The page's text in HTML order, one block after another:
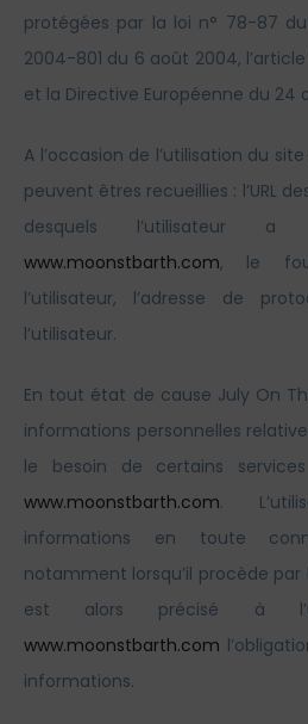
protégées par la loi n° 78-87
2004-801 du 6 août 2004,
et la Directive Européenne du 24
A l’occasion de l’utilisation du site
peuvent êtres recueillies : l’URL
desquels l’utilisateur
www.moonstbarth.com, le
l’utilisateur, l’adresse de
l’utilisateur.
En tout état de cause July On
informations personnelles
le besoin de certains
www.moonstbarth.com.
informations en toute
notamment lorsqu’il procède
est alors précisé à
www.moonstbarth.com
informations.